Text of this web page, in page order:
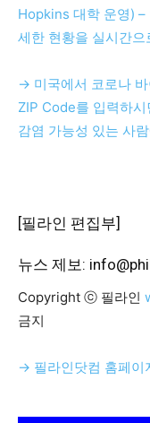
Hopkins 대학 운영) –
세한 현황을 실시간으
→ 미국에서 코로나
ZIP Code를 입력하
감염 가능성 있는 사
[필라인 편집부]
뉴스 제보:
Copyright ⓒ 필라인
금지
→ 필라인닷컴 홈페이